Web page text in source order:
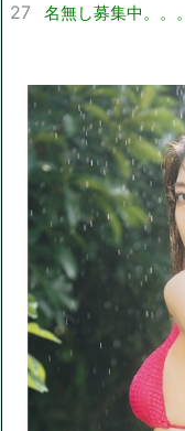
27 名無し募集中。。。